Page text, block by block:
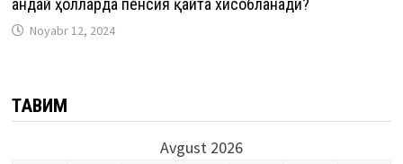
Қандай ҳолларда пенсия қайта хисобланади?
Noyabr 12, 2024
ТАҚВИМ
Avgust 2026